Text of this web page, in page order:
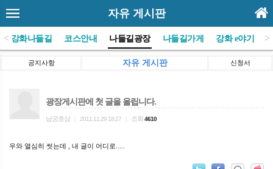
자유 게시판
<)강화나들길 코스안내 나들길광장 나들길가게 강화 e야기 >
공지사항 자유 게시판 신청서
광장게시판에 첫 글을 올립니다.
남궁호삼 2011.11.29 18:27 조회 4610
우와 열심히 썻는데 , 내 글이 어디로.....